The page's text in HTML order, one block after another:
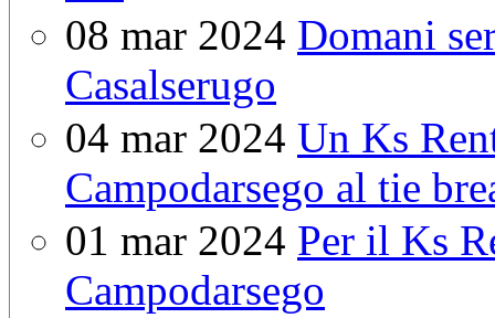
08 mar 2024 Domani
Casalserugo
04 mar 2024 Un Ks
Campodarsego al tie
01 mar 2024 Per il Ks
Campodarsego